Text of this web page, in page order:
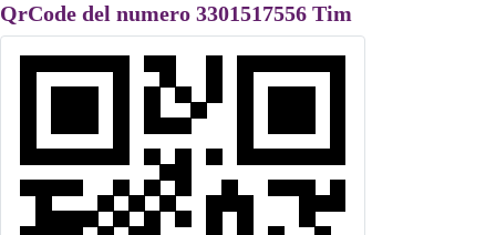
QrCode del numero 3301517556 Tim